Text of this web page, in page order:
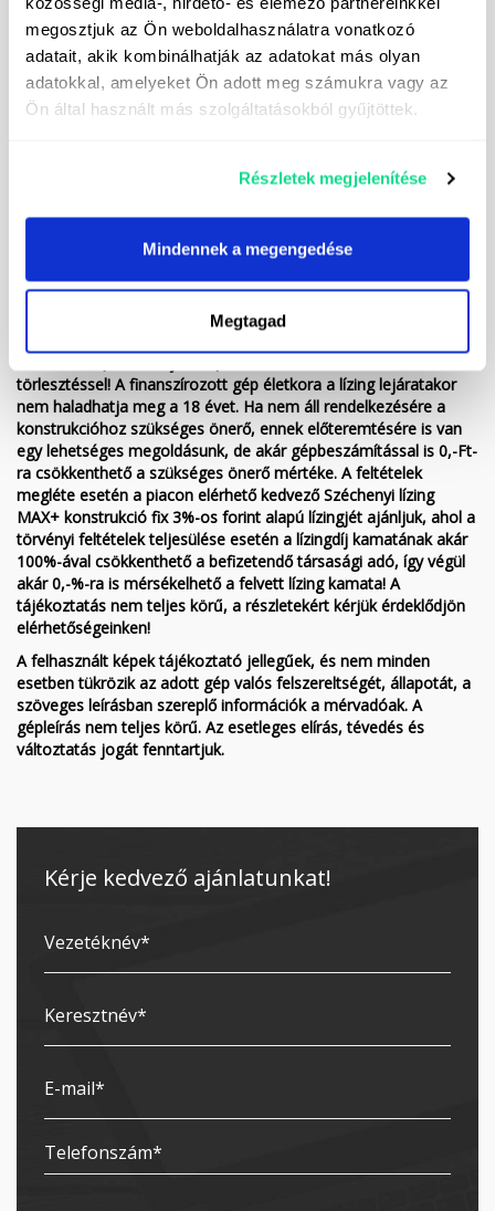
megosztjuk az Ön weboldalhasználatra vonatkozó
adatait, akik kombinálhatják az adatokat más olyan
adatokkal, amelyeket Ön adott meg számukra vagy az
Ön által használt más szolgáltatásokból gyűjtöttek.
Részletek megjelenítése
Mindennek a megengedése
Megtagad
Permetlérendszer üzemi nyomása: 40 bar
TLT fordulatszám igény: 540/perc
Maximális vontatási sebesség közúton: 25 km/h
Kedvező finanszírozási lehetőségek (hitel/lízing), akár 10%
önerőtől, 9 pénzintézet kínálatából az Ön számára legkedvezőbb
megoldást kiválasztva. A tájékoztatás nem teljes körű, kérjük
érdeklődjön elérhetőségeinken!
*Lízing akciónk keretében most akár évi fix 3 %-os lízingre is
törlesztéssel! A finanszírozott gép életkora a lízing lejáratakor
nem haladhatja meg a 18 évet. Ha nem áll rendelkezésére a
konstrukcióhoz szükséges önerő, ennek előteremtésére is van
egy lehetséges megoldásunk, de akár gépbeszámítással is 0,-Ft-
ra csökkenthető a szükséges önerő mértéke. A feltételek
megléte esetén a piacon elérhető kedvező Széchenyi lízing
MAX+ konstrukció fix 3%-os forint alapú lízingjét ajánljuk, ahol a
törvényi feltételek teljesülése esetén a lízingdíj kamatának akár
100%-ával csökkenthető a befizetendő társasági adó, így végül
akár 0,-%-ra is mérsékelhető a felvett lízing kamata! A
tájékoztatás nem teljes körű, a részletekért kérjük érdeklődjön
elérhetőségeinken!
A felhasznált képek tájékoztató jellegűek, és nem minden
esetben tükrözik az adott gép valós felszereltségét, állapotát, a
szöveges leírásban szereplő információk a mérvadóak. A
gépleírás nem teljes körű. Az esetleges elírás, tévedés és
változtatás jogát fenntartjuk.
Kérje kedvező ajánlatunkat!